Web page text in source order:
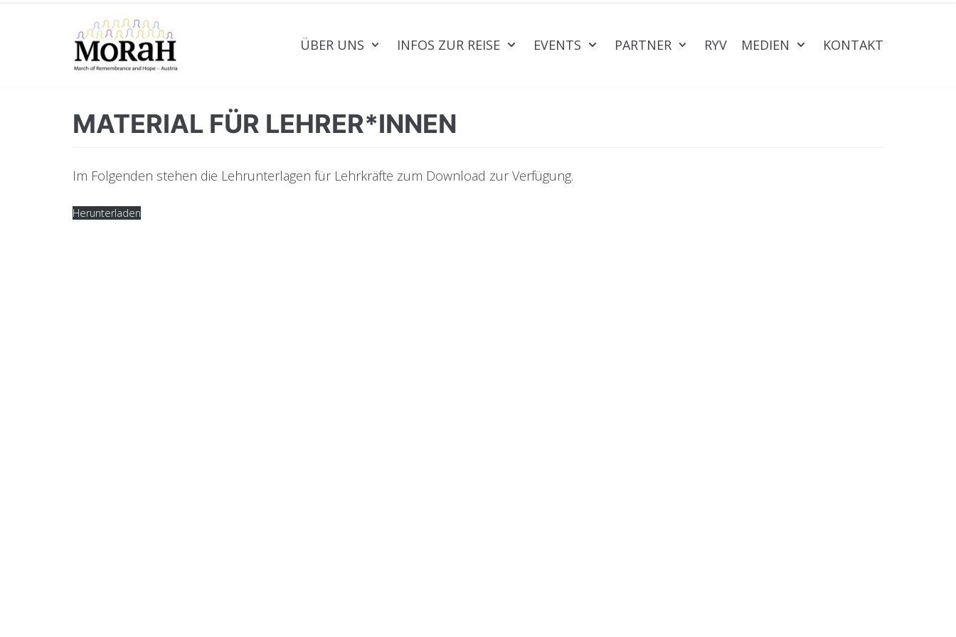
ÜBER UNS INFOS ZUR REISE EVENTS PARTNER RYV MEDIEN KONTAKT
MATERIAL FÜR LEHRER*INNEN
Im Folgenden stehen die Lehrunterlagen für Lehrkräfte zum Download zur Verfügung.
Herunterladen